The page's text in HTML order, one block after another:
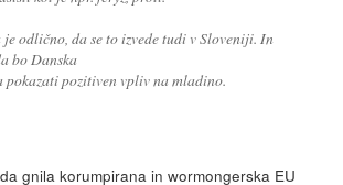
je odlično, da se to izvede tudi v Sloveniji. In
bo Danska
pokazati pozitiven vpliv na mladino.
gnila korumpirana in wormongerska EU